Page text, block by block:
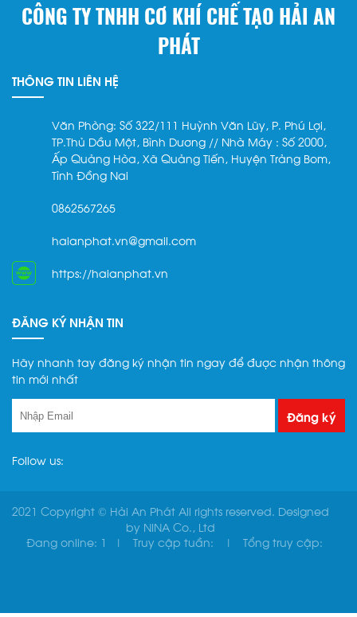
CÔNG TY TNHH CƠ KHÍ CHẾ TẠO HẢI AN
PHÁT
THÔNG TIN LIÊN HỆ
Văn Phòng: Số 322/111 Huỳnh Văn Lũy, P. Phú Lợi,
TP.Thủ Dầu Một, Bình Dương // Nhà Máy : Số 2000,
Ấp Quảng Hòa, Xã Quảng Tiến, Huyện Trảng Bom,
Tỉnh Đồng Nai
0862567265
haianphat.vn@gmail.com
https://haianphat.vn
ĐĂNG KÝ NHẬN TIN
Hãy nhanh tay đăng ký nhận tin ngay để được nhận thông
tin mới nhất
Follow us:
2021 Copyright © Hải An Phát All rights reserved. Designed
by NINA Co., Ltd
Đang online: 1 Truy cập tuần: Tổng truy cập: